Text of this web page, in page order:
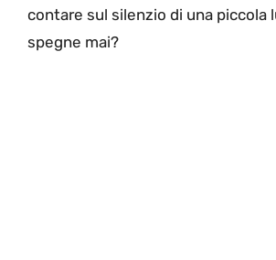
contare sul silenzio di una piccola
spegne mai?